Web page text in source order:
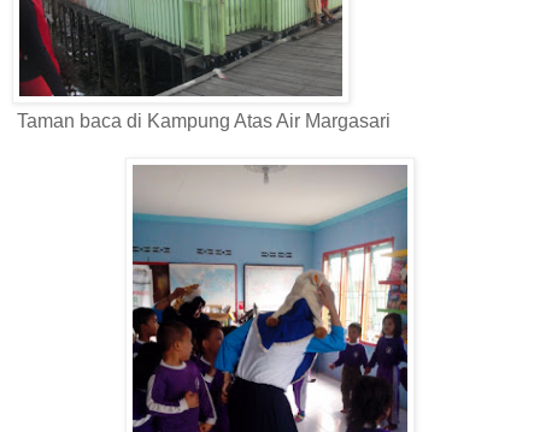
Taman baca di Kampung Atas Air Margasari